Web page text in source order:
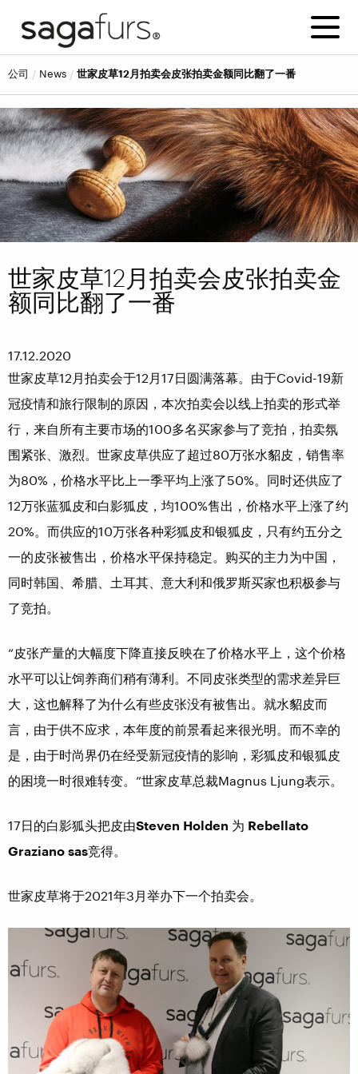
公司 news 世家皮草12月拍卖会皮张拍卖金额同比翻了一番
世家皮草12月拍卖会皮张拍卖金
额同比翻了一番
17.12.2020
世家皮草12月拍卖会于12月17日圆满落幕。由于Covid-19新
冠疫情和旅行限制的原因，本次拍卖会以线上拍卖的形式举
行，来自所有主要市场的100多名买家参与了竞拍，拍卖氛
围紧张、激烈。世家皮草供应了超过80万张水貂皮，销售率
为80%，价格水平比上一季平均上涨了50%。同时还供应了
12万张蓝狐皮和白影狐皮，均100%售出，价格水平上涨了约
20%。而供应的10万张各种彩狐皮和银狐皮，只有约五分之
一的皮张被售出，价格水平保持稳定。购买的主力为中国，
同时韩国、希腊、土耳其、意大利和俄罗斯买家也积极参与
了竞拍。
“皮张产量的大幅度下降直接反映在了价格水平上，这个价格
水平可以让饲养商们稍有薄利。不同皮张类型的需求差异巨
大，这也解释了为什么有些皮张没有被售出。就水貂皮而
言，由于供不应求，本年度的前景看起来很光明。而不幸的
是，由于时尚界仍在经受新冠疫情的影响，彩狐皮和银狐皮
的困境一时很难转变。”世家皮草总裁Magnus Ljung表示。
17日的白影狐头把皮由Steven Holden 为 Rebellato
Graziano sas竞得。
世家皮草将于2021年3月举办下一个拍卖会。